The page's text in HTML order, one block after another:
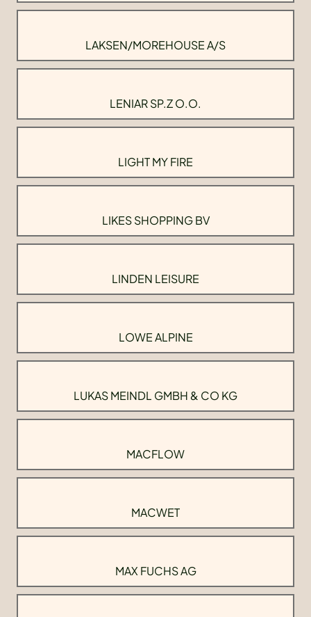
LAKSEN/MOREHOUSE A/S
LENIAR SP.Z O.O.
LIGHT MY FIRE
LIKES SHOPPING BV
LINDEN LEISURE
LOWE ALPINE
LUKAS MEINDL GMBH & CO KG
MACFLOW
MACWET
MAX FUCHS AG